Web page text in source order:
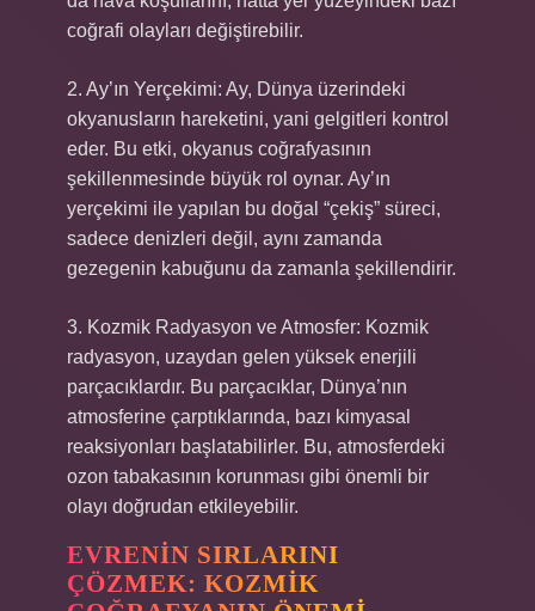
coğrafi olayları değiştirebilir.
2. Ay’ın Yerçekimi: Ay, Dünya üzerindeki
okyanusların hareketini, yani gelgitleri kontrol
eder. Bu etki, okyanus coğrafyasının
şekillenmesinde büyük rol oynar. Ay’ın
yerçekimi ile yapılan bu doğal “çekiş” süreci,
sadece denizleri değil, aynı zamanda
gezegenin kabuğunu da zamanla şekillendirir.
3. Kozmik Radyasyon ve Atmosfer: Kozmik
radyasyon, uzaydan gelen yüksek enerjili
parçacıklardır. Bu parçacıklar, Dünya’nın
atmosferine çarptıklarında, bazı kimyasal
reaksiyonları başlatabilirler. Bu, atmosferdeki
ozon tabakasının korunması gibi önemli bir
olayı doğrudan etkileyebilir.
EVRENIN SIRLARINI
ÇÖZMEK: KOZMIK